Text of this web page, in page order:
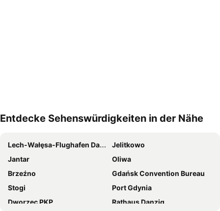
Entdecke Sehenswürdigkeiten in der Nähe
Lech-Wałęsa-Flughafen Danzig
Jelitkowo
Jantar
Oliwa
Brzeźno
Gdańsk Convention Bureau
Stogi
Port Gdynia
Dworzec PKP
Rathaus Danzig